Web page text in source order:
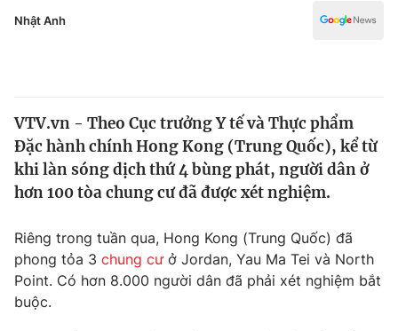
Pháp luật
Thế giới
Tin tức
Thế giới đó đây
Câu chuyện quốc tế
Kinh tế
Thị trường
Góc doanh nghiệp
Truyền hình
Phim VTV
Công nghệ
Nhật Anh
VTV.vn - Theo Cục trưởng Y tế và Thực phẩm
Đặc hành chính Hong Kong (Trung Quốc), kể từ
khi làn sóng dịch thứ 4 bùng phát, người dân ở
hơn 100 tòa chung cư đã được xét nghiệm.
Riêng trong tuần qua, Hong Kong (Trung Quốc) đã
phong tỏa 3 chung cưở Jordan, Yau Ma Tei và North
Point. Có hơn 8.000 người dân đã phải xét nghiệm bắt
buộc.